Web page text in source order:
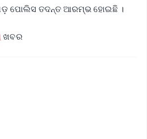
ପୋଲିସ ତଦନ୍ତ ଆରମ୍ଭ ହୋଇଛି ।
ଖବର